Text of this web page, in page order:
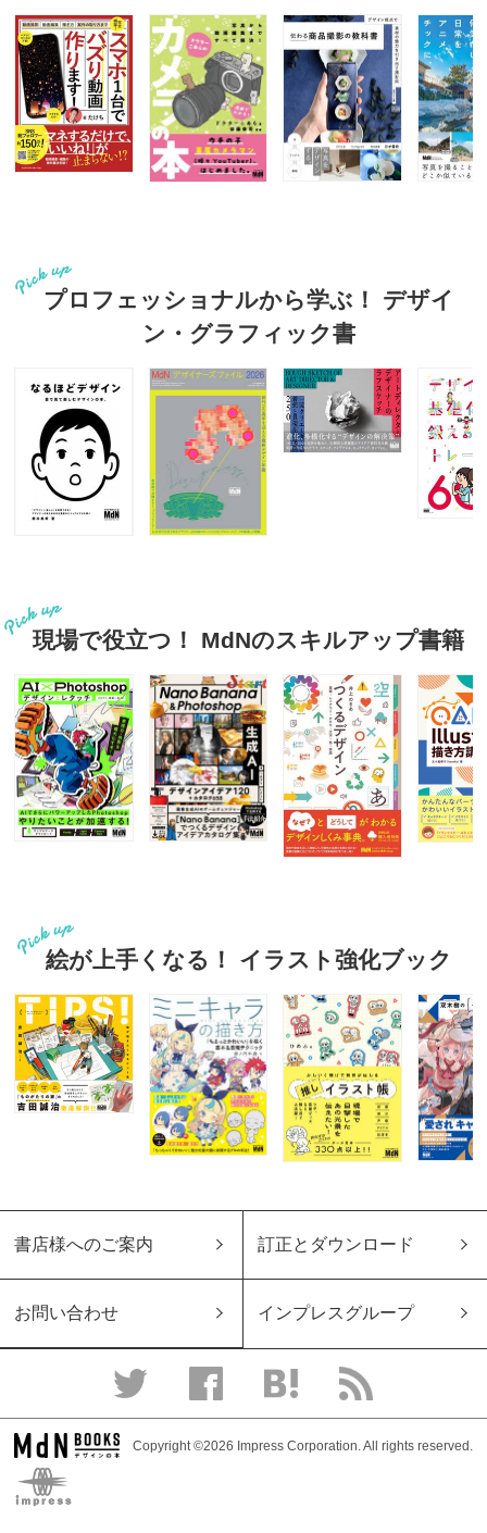
プロフェッショナルから学ぶ！ デザイ
ン・グラフィック書
現場で役立つ！ MdNのスキルアップ書籍
絵が上手くなる！ イラスト強化ブック
書店様へのご案内 訂正とダウンロード
お問い合わせ インプレスグループ
Copyright ©2026 Impress Corporation. All rights reserved.